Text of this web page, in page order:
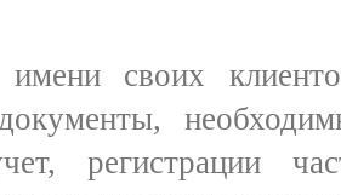
имени своих
регистрации